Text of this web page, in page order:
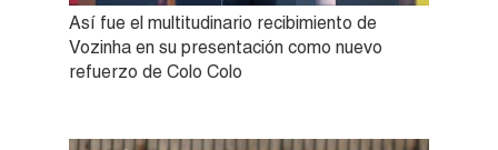
Así fue el multitudinario recibimiento de
Vozinha en su presentación como nuevo
refuerzo de Colo Colo